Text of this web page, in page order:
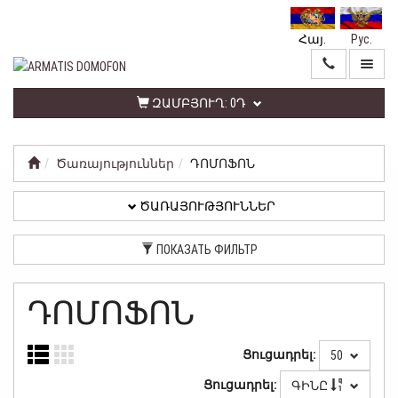
Հայ. Рус.
ԶԱՄԲՅՈՒՂ: 0Դ
ԳԼԽԱՎՈՐ
ԾԱՌԱՅՈՒԹՅՈՒՆՆԵՐ
ԱՆՁՆԱԿԱՆ
ԳՐԱՍԵՆՅԱԿ
ԳԱՂՏՆԻՈՒԹՅԱՆ
ՔԱՂԱՔԱԿԱՆՈՒԹՅՈՒՆ
Ծառայություններ ԴՈՄՈՖՈՆ
ԾԱՌԱՅՈՒԹՅՈՒՆՆԵՐ
ПОКАЗАТЬ ФИЛЬТР
ԴՈՄՈՖՈՆ
Ցուցադրել: 50
Ցուցադրել: ԳԻՆԸ